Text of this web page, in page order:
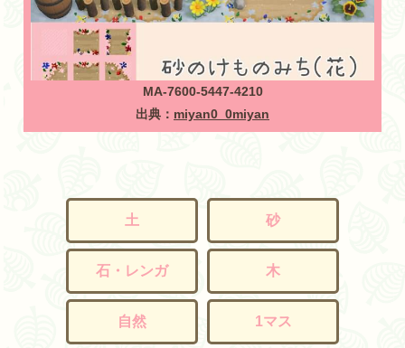
MA-7600-5447-4210
出典： miyan0_0miyan
土 砂
石・レンガ 木
自然 1マス